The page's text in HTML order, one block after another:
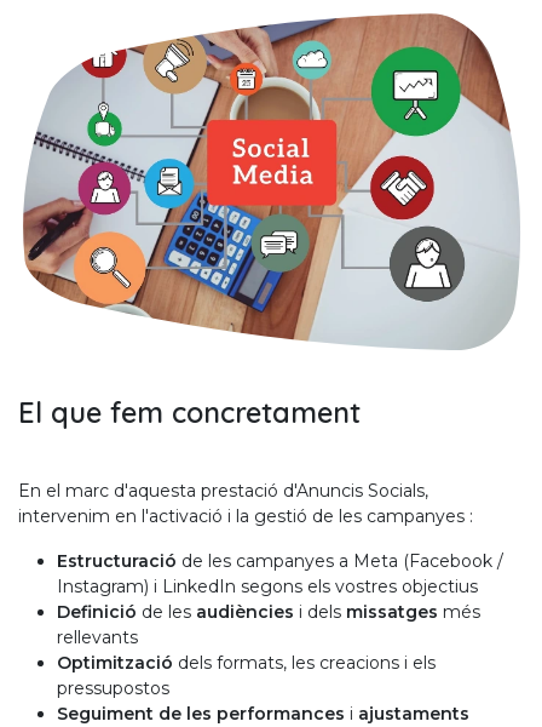
El que fem concretament
En el marc d'aquesta prestació d'Anuncis Socials,
intervenim en l'activació i la gestió de les campanyes :
Estructuració de les campanyes a Meta (Facebook /
Instagram) i LinkedIn segons els vostres objectius
Definició de les audiències i dels missatges més
rellevants
Optimització dels formats, les creacions i els
pressupostos
Seguiment de les performances i ajustaments